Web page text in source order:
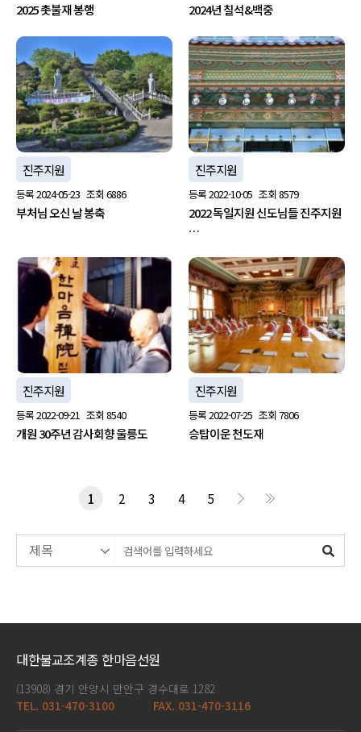
2025 촛불재 봉행 2024년 칠석&백중
진주지원
등록2024-05-23 조회 6886
부처님 오신 날 봉축
진주지원
등록2022-10-05 조회 8579
2022 독일지원 신도님들 진주지원
…
진주지원
등록2022-09-21 조회 8540
개원 30주년 감사회향 울릉도
진주지원
등록2022-07-25 조회 7806
승탑이운 천도재
1 2 3 4 5
대한불교조계종 한마음선원
(13908) 경기 안양시 만안구 경수대로 1282
TEL. 031-470-3100
FAX. 031-470-3116